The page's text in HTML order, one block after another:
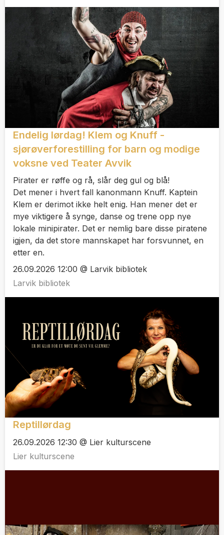
Endelig lørdag! Klem og Knuff -
sjørøverforestilling for barn og modige
voksne ved Teater Avvik
Pirater er røffe og rå, slår deg gul og blå!
Det mener i hvert fall kanonmann Knuff. Kaptein
Klem er derimot ikke helt enig. Han mener det er
mye viktigere å synge, danse og trene opp nye
lokale minipirater. Det er nemlig bare disse piratene
igjen, da det store mannskapet har forsvunnet, en
etter en.
26.09.2026 12:00 @ Larvik bibliotek
Larvik bibliotek
Reptillørdag
26.09.2026 12:30 @ Lier kulturscene
Lier kulturscene